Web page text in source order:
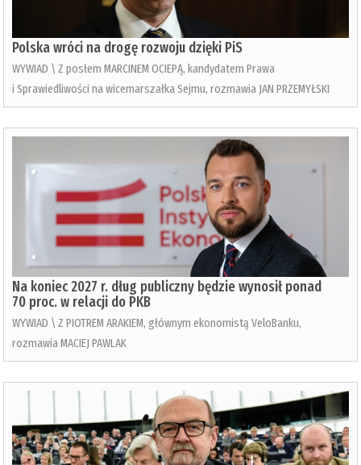
Polska wróci na drogę rozwoju dzięki PiS
WYWIAD \ Z posłem MARCINEM OCIEPĄ, kandydatem Prawa
i Sprawiedliwości na wicemarszałka Sejmu, rozmawia JAN PRZEMYŁSKI
Na koniec 2027 r. dług publiczny będzie wynosił ponad
70 proc. w relacji do PKB
WYWIAD \ Z PIOTREM ARAKIEM, głównym ekonomistą VeloBanku,
rozmawia MACIEJ PAWLAK